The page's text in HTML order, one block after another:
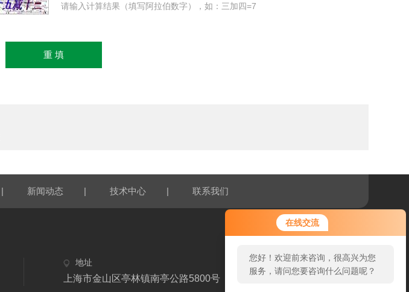
在线交流
您好！欢迎前来咨询，很高兴为您
服务，请问您要咨询什么问题呢？
您好，看您停留很久了，是否找到
了需求产品，您可以直接在线与我
请输入计算结果（填写阿拉伯数字），如：三加四=7
| 新闻动态 | 技术中心 | 联系我们
地址
上海市金山区亭林镇南亭公路5800号